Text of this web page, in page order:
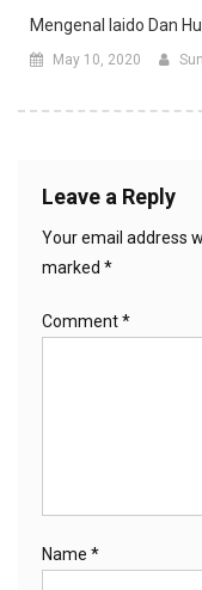
Mengenal Iaido Dan
May 10, 2020 Sun
Leave a Reply
Your email address
marked *
Comment*
Name *